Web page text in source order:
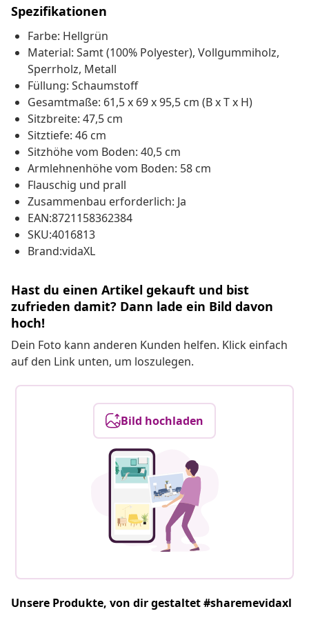
Spezifikationen
Farbe: Hellgrün
Material: Samt (100% Polyester), Vollgummiholz,
Sperrholz, Metall
Füllung: Schaumstoff
Gesamtmaße: 61,5 x 69 x 95,5 cm (B x T x H)
Sitzbreite: 47,5 cm
Sitztiefe: 46 cm
Sitzhöhe vom Boden: 40,5 cm
Armlehnenhöhe vom Boden: 58 cm
Flauschig und prall
Zusammenbau erforderlich: Ja
EAN:8721158362384
SKU:4016813
Brand:vidaXL
Hast du einen Artikel gekauft und bist
zufrieden damit? Dann lade ein Bild davon
hoch!
Dein Foto kann anderen Kunden helfen. Klick einfach
auf den Link unten, um loszulegen.
Bild hochladen
Unsere Produkte, von dir gestaltet #sharemevidaxl